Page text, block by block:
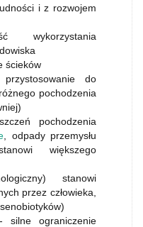
i z rozwojem
wykorzystania
ścieków
przystosowanie do
pochodzenia
pochodzenia
, odpady przemysłu
większego
stanowi
przez człowieka,
silne ograniczenie